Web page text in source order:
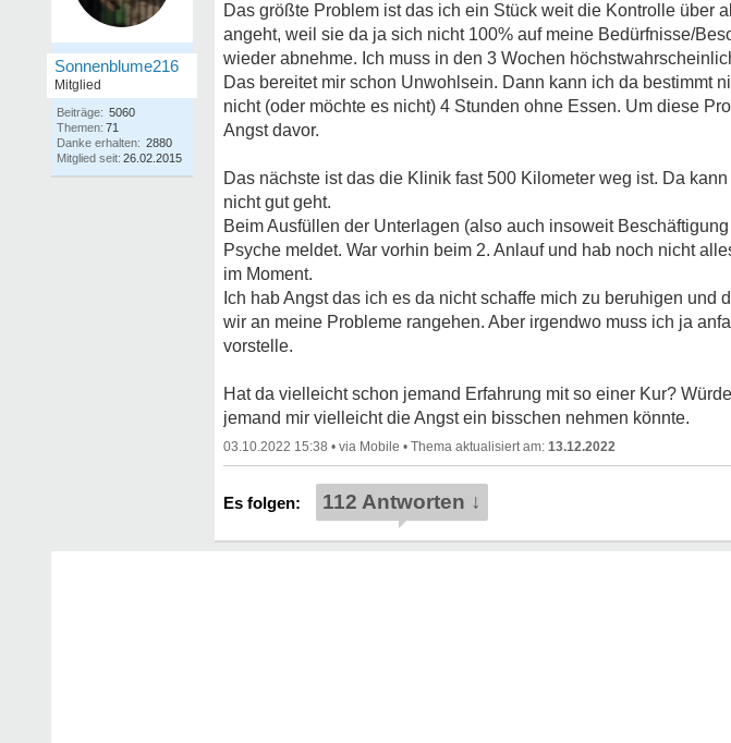
Sonnenblume216
Mitglied
Beiträge: 5060
Themen: 71
Danke erhalten: 2880
Mitglied seit: 26.02.2015
Das größte Problem ist das ich ein Stück weit die Kontrolle über
angeht, weil sie da ja sich nicht 100% auf meine Bedürfnisse/
wieder abnehme. Ich muss in den 3 Wochen
Das bereitet mir schon Unwohlsein. Dann kann ich da bestimmt
nicht (oder möchte es nicht) 4 Stunden ohne Essen. Um diese
Angst davor.
Das nächste ist das die Klinik fast 500 Kilometer weg ist. Da
nicht gut geht.
Beim Ausfüllen der Unterlagen (also auch insoweit
Psyche meldet. War vorhin beim 2. Anlauf und hab noch nicht
im Moment.
Ich hab Angst das ich es da nicht schaffe mich zu beruhigen
wir an meine Probleme rangehen. Aber irgendwo muss ich ja
vorstelle.
Hat da vielleicht schon jemand Erfahrung mit so einer Kur?
jemand mir vielleicht die Angst ein bisschen nehmen könnte.
03.10.2022 15:38 • • 13.12.2022
112 Antworten ↓